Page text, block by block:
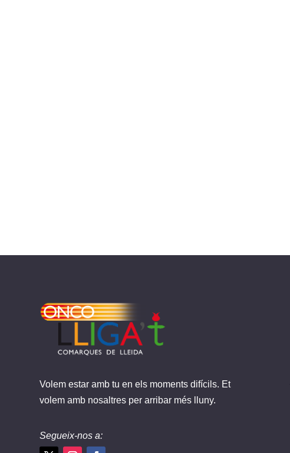
Volem estar amb tu en els moments difícils. Et
volem amb nosaltres per arribar més lluny.
Segueix-nos a: